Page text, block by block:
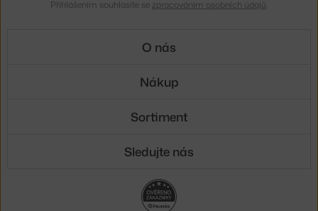
Přihlášením souhlasíte se zpracováním osobních údajů
O nás
Nákup
Sortiment
Sledujte nás